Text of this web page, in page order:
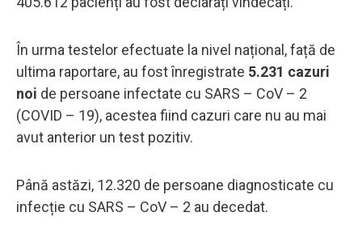
În urma testelor efectuate la nivel național, față de
ultima raportare, au fost înregistrate 5.231 cazuri
noi de persoane infectate cu SARS – CoV – 2
(COVID – 19), acestea fiind cazuri care nu au mai
avut anterior un test pozitiv.
Până astăzi, 12.320 de persoane diagnosticate cu
infecție cu SARS – CoV – 2 au decedat.